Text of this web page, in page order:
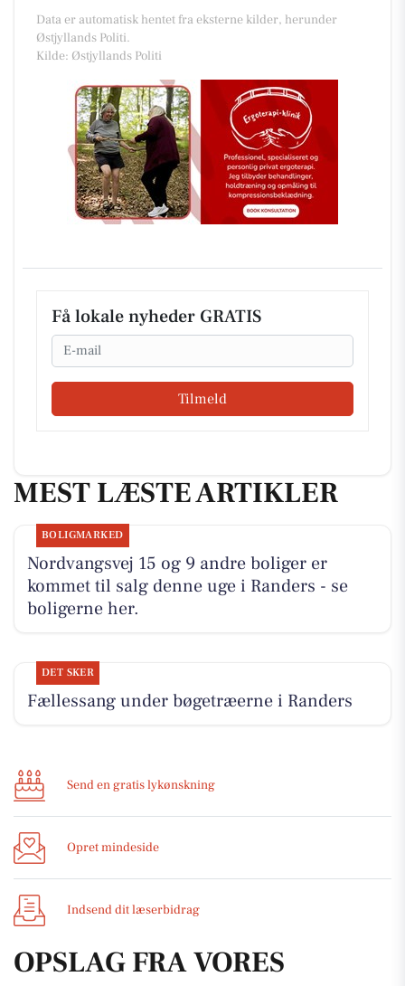
Data er automatisk hentet fra eksterne kilder, herunder
Østjyllands Politi.
Kilde: Østjyllands Politi
Få lokale nyheder GRATIS
Email
Tilmeld
MEST LÆSTE ARTIKLER
BOLIGMARKED
Nordvangsvej 15 og 9 andre boliger er
kommet til salg denne uge i Randers - se
boligerne her.
DET SKER
Fællessang under bøgetræerne i Randers
Send en gratis lykønskning
Opret mindeside
Indsend dit læserbidrag
OPSLAG FRA VORES